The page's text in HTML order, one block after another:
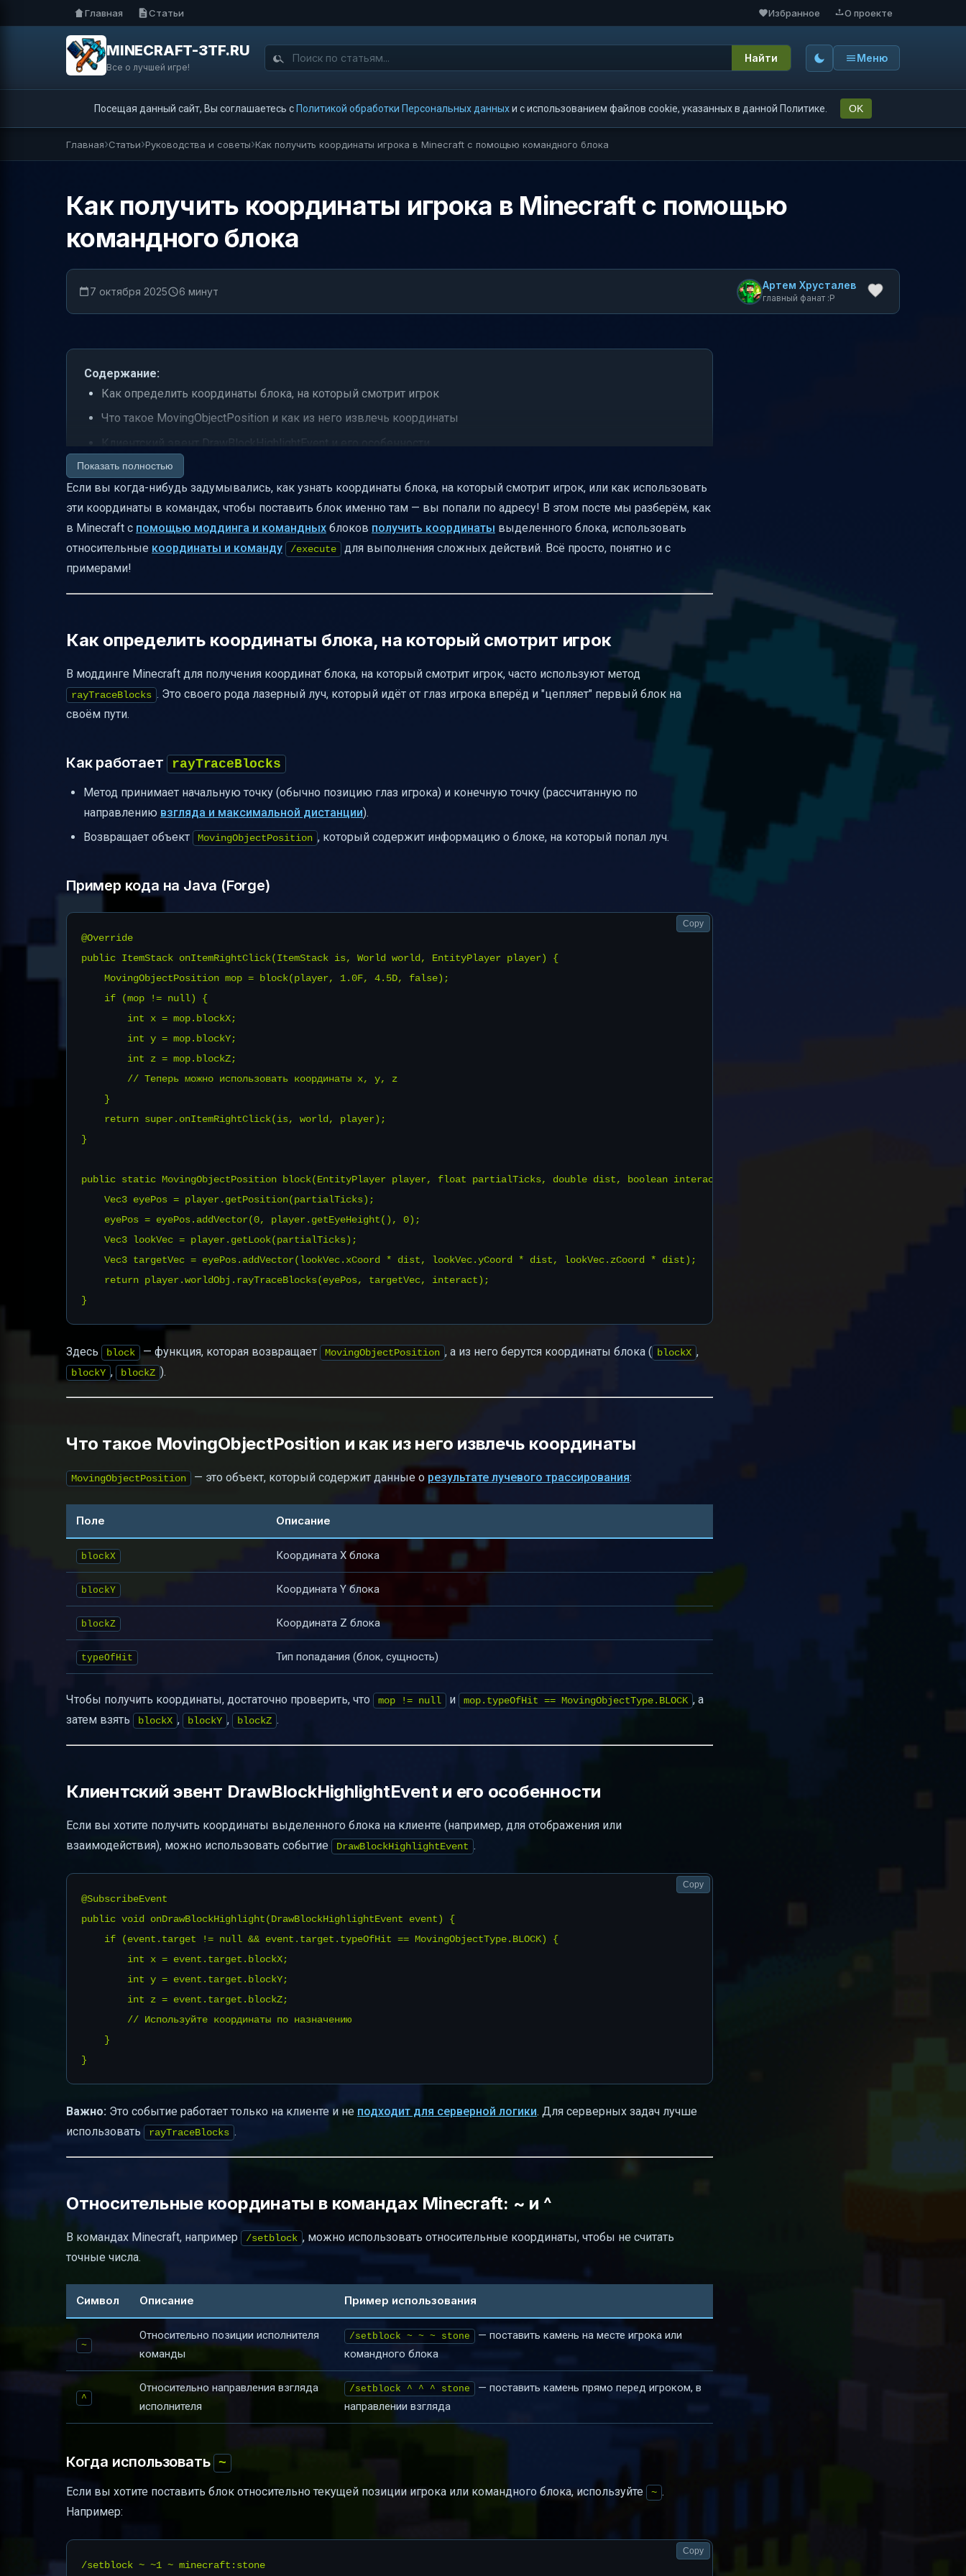
Главная Статьи Избранное О проекте
MINECRAFT-3TF.RU
Все о лучшей игре!
Найти Меню
Посещая данный сайт, Вы соглашаетесь с Политикой обработки Персональных данныхи с использованием файлов cookie, указанных в данной Политике. OK
Главная Статьи Руководства и советы Как получить координаты игрока в Minecraft с помощью командного блока
Как получить координаты игрока в Minecraft с помощью
командного блока
7 октября 2025 6 минут Артем Хрусталев
главный фанат :P
Содержание:
Как определить координаты блока, на который смотрит игрок
Что такое MovingObjectPosition и как из него извлечь координаты
Клиентский эвент DrawBlockHighlightEvent и его особенности
Относительные координаты в командах Minecraft: ~ и ^
Пример использования ^ в команде /setblock
Как связать координаты выделенного блока с постановкой нового блока
Команда /execute — мощный инструмент для работы с координатами
Как использовать относительные координаты в /execute
Практические советы по работе с координатами и командами
Заключение
Полезные ссылки
Показать полностью
Если вы когда-нибудь задумывались, как узнать координаты блока, на который смотрит игрок, или как использовать
эти координаты в командах, чтобы поставить блок именно там — вы попали по адресу! В этом посте мы разберём, как
в Minecraft с помощью моддинга и командных блоков получить координаты выделенного блока, использовать
относительные координаты и команду /execute
для выполнения сложных действий. Всё просто, понятно и с
примерами!
Как определить координаты блока, на который смотрит игрок
В моддинге Minecraft для получения координат блока, на который смотрит игрок, часто используют метод
rayTraceBlocks . Это своего рода лазерный луч, который идёт от глаз игрока вперёд и "цепляет" первый блок на
своём пути.
Как работает rayTraceBlocks
Метод принимает начальную точку (обычно позицию глаз игрока) и конечную точку (рассчитанную по
направлению взгляда и максимальной дистанции).
Возвращает объект
MovingObjectPosition , который содержит информацию о блоке, на который попал луч.
Пример кода на Java (Forge)
@Override
public ItemStack onItemRightClick(ItemStack is, World world, EntityPlayer player) {
    MovingObjectPosition mop = block(player, 1.0F, 4.5D, false);
    if (mop != null) {
        int x = mop.blockX;
        int y = mop.blockY;
        int z = mop.blockZ;
        // Теперь можно использовать координаты x, y, z
    }
    return super.onItemRightClick(is, world, player);
}
public static MovingObjectPosition block(EntityPlayer player, float partialTicks, double dist, boolean interact) {
    Vec3 eyePos = player.getPosition(partialTicks);
    eyePos = eyePos.addVector(0, player.getEyeHeight(), 0);
    Vec3 lookVec = player.getLook(partialTicks);
    Vec3 targetVec = eyePos.addVector(lookVec.xCoord * dist, lookVec.yCoord * dist, lookVec.zCoord * dist);
    return player.worldObj.rayTraceBlocks(eyePos, targetVec, interact);
Copy
Здесь block — функция, которая возвращает MovingObjectPosition , а из него берутся координаты блока ( blockX ,
blockY , blockZ ).
Что такое MovingObjectPosition и как из него извлечь координаты
MovingObjectPosition — это объект, который содержит данные о результате лучевого трассирования:
Поле Описание
blockX Координата X блока
blockY Координата Y блока
blockZ Координата Z блока
typeOfHit Тип попадания (блок, сущность)
Чтобы получить координаты, достаточно проверить, что mop != null и mop.typeOfHit == MovingObjectType.BLOCK , а
затем взять
blockX , blockY , blockZ .
Клиентский эвент DrawBlockHighlightEvent и его особенности
Если вы хотите получить координаты выделенного блока на клиенте (например, для отображения или
взаимодействия), можно использовать событие
DrawBlockHighlightEvent .
@SubscribeEvent
public void onDrawBlockHighlight(DrawBlockHighlightEvent event) {
    if (event.target != null && event.target.typeOfHit == MovingObjectType.BLOCK) {
        int x = event.target.blockX;
        int y = event.target.blockY;
        int z = event.target.blockZ;
        // Используйте координаты по назначению
    }
Copy
Важно: Это событие работает только на клиенте и не подходит для серверной логики. Для серверных задач лучше
использовать
rayTraceBlocks .
Относительные координаты в командах Minecraft: ~ и ^
В командах Minecraft, например /setblock , можно использовать относительные координаты, чтобы не считать
точные числа.
Символ Описание Пример использования
~
Относительно позиции исполнителя
команды
/setblock ~ ~ ~ stone
— поставить камень на месте игрока или
командного блока
^
Относительно направления взгляда
исполнителя
/setblock ^ ^ ^ stone
— поставить камень прямо перед игроком, в
направлении взгляда
Когда использовать ~
Если вы хотите поставить блок относительно текущей позиции игрока или командного блока, используйте ~ .
Например:
Copy